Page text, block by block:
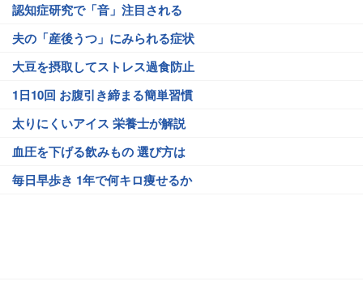
認知症研究で「音」注目される
夫の「産後うつ」にみられる症状
大豆を摂取してストレス過食防止
1日10回 お腹引き締まる簡単習慣
太りにくいアイス 栄養士が解説
血圧を下げる飲みもの 選び方は
毎日早歩き 1年で何キロ痩せるか